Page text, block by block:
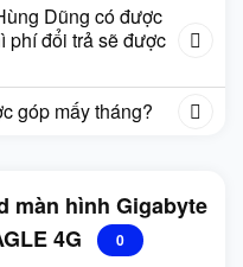
Dũng có được
phí đổi trả sẽ được
góp mấy tháng?
màn hình Gigabyte
4G
0